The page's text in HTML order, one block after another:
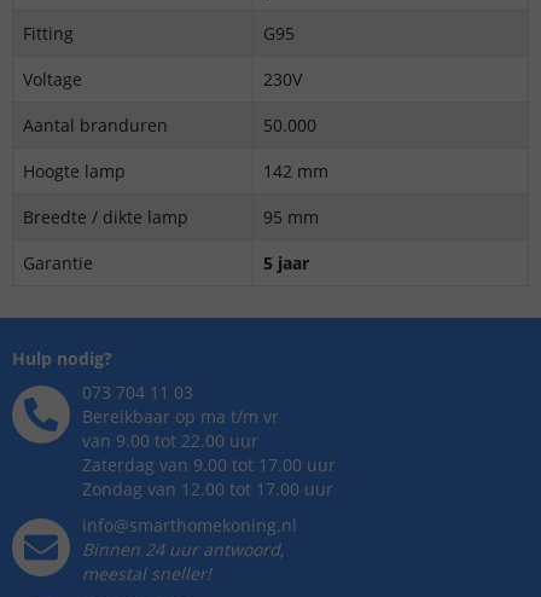
Fitting
G95
Voltage
230V
Aantal branduren
50.000
Hoogte lamp
142 mm
Breedte / dikte lamp
95 mm
Garantie
5 jaar
Hulp nodig?
073 704 11 03
Bereikbaar op ma t/m vr
van 9.00 tot 22.00 uur
Zaterdag van 9.00 tot 17.00 uur
Zondag van 12.00 tot 17.00 uur
info@smarthomekoning.nl
Binnen 24 uur antwoord,
meestal sneller!